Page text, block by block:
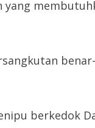
berkedok